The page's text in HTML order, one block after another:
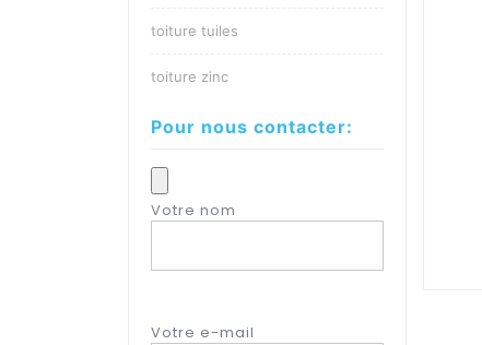
toiture tuiles
toiture zinc
Pour nous contacter:
Votre nom
Votre e-mail